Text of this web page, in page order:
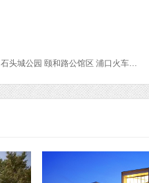
禄口国际机场 雨花石博物馆 秦淮河 东方艺术院 乌衣巷 瞻园 朝天宫 江宁织造博物馆 石头城公园 颐和路公馆区 浦口火车站 民俗风情街 江岭 李坑 思溪延村 彩虹桥 理坑 灵岩洞国家森林公园 庆源 虹关 石城程村 菊径村 洪村 漳村 岭脚（村）